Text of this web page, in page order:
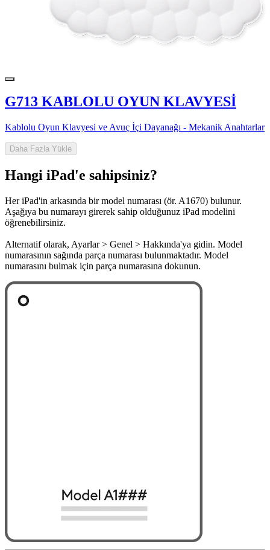
G713 KABLOLU OYUN KLAVYESİ
Kablolu Oyun Klavyesi ve Avuç İçi Dayanağı - Mekanik Anahtarlar
Daha Fazla Yükle
Hangi iPad'e sahipsiniz?
Her iPad'in arkasında bir model numarası (ör. A1670) bulunur.
Aşağıya bu numarayı girerek sahip olduğunuz iPad modelini
öğrenebilirsiniz.
Alternatif olarak, Ayarlar > Genel > Hakkında'ya gidin. Model
numarasının sağında parça numarası bulunmaktadır. Model
numarasını bulmak için parça numarasına dokunun.